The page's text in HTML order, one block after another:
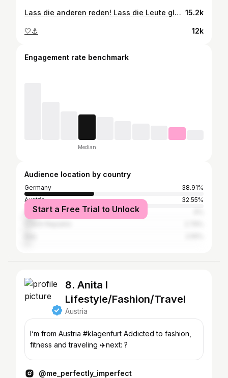
Lass die anderen reden! Lass die Leute glauben! Nur du alleine weißt, was richtig und was falsch ist!❤️ 15.2k
🤍⚓️ 12k
Engagement rate benchmark
Median
Audience location by country
Germany
38.91%
Austria
32.55%
United States
Start a Free Trial to Unlock
8. Anita I
Lifestyle/Fashion/Travel
Austria
I‘m from Austria #klagenfurt Addicted to fashion,
fitness and traveling ✈️next: ?
@me_perfectly_imperfect